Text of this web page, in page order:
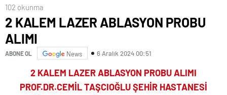
102 okunma
2 KALEM LAZER ABLASYON PROBU
ALIMI
ABONE OL News 6 Aralık 2024 00:51
2 KALEM LAZER ABLASYON PROBU ALIMI
PROF.DR.CEMİL TAŞCIOĞLU ŞEHİR HASTANESİ